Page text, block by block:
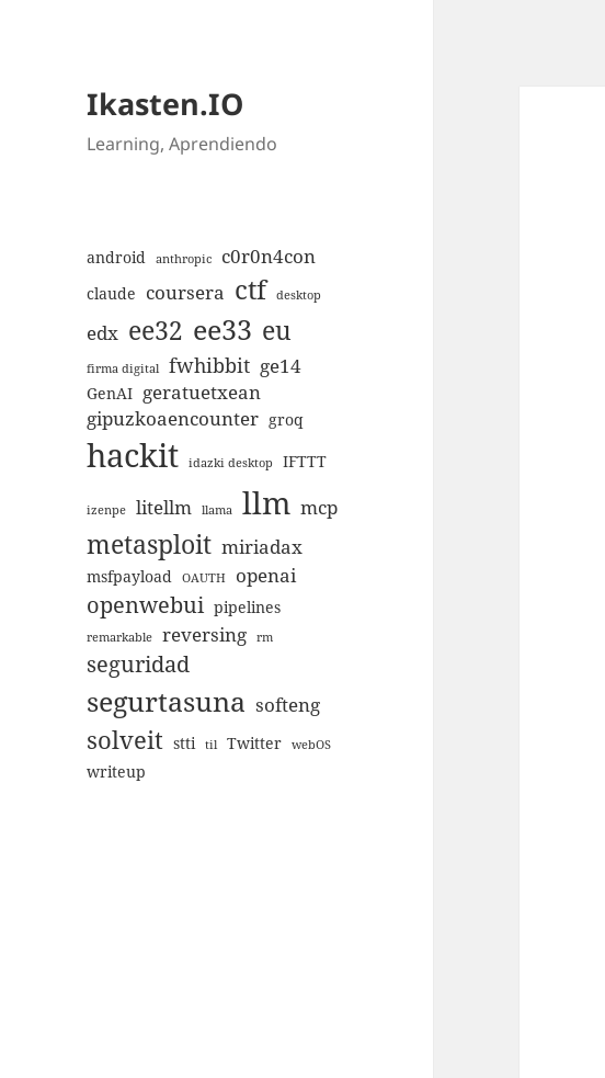
Ikasten.IO
Learning, Aprendiendo
android anthropic c0r0n4con
claude coursera ctf desktop
edx ee32 ee33 eu
firma digital fwhibbit ge14
GenAI geratuetxean
gipuzkoaencounter groq
hackit idazki desktop IFTTT
izenpe litellm llama llm mcp
metasploit miriadax
msfpayload OAUTH openai
openwebui pipelines
remarkable reversing rm
seguridad
segurtasuna softeng
solveit stti til Twitter webOS
writeup